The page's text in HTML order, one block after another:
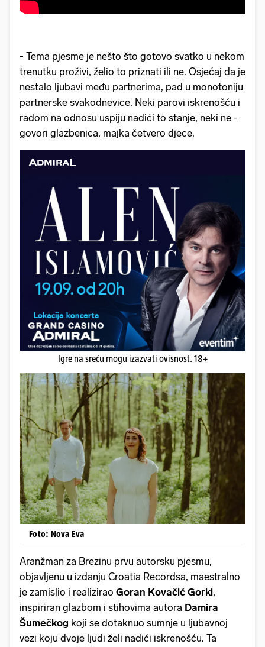
- Tema pjesme je nešto što gotovo svatko u nekom
trenutku proživi, želio to priznati ili ne. Osjećaj da je
nestalo ljubavi među partnerima, pad u monotoniju
partnerske svakodnevice. Neki parovi iskrenošću i
radom na odnosu uspiju nadići to stanje, neki ne -
govori glazbenica, majka četvero djece.
Igre na sreću mogu izazvati ovisnost. 18+
Foto: Nova Eva
Aranžman za Brezinu prvu autorsku pjesmu,
objavljenu u izdanju Croatia Recordsa, maestralno
je zamislio i realizirao Goran Kovačić Gorki,
inspiriran glazbom i stihovima autora Damira
Šumečkog koji se dotaknuo sumnje u ljubavnoj
vezi koju dvoje ljudi želi nadići iskrenošću. Ta